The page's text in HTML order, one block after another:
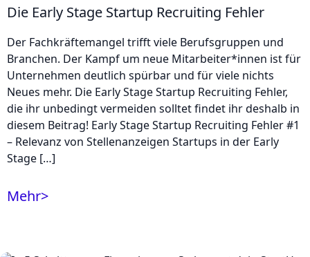
Die Early Stage Startup Recruiting Fehler
Der Fachkräftemangel trifft viele Berufsgruppen und
Branchen. Der Kampf um neue Mitarbeiter*innen ist für
Unternehmen deutlich spürbar und für viele nichts
Neues mehr. Die Early Stage Startup Recruiting Fehler,
die ihr unbedingt vermeiden solltet findet ihr deshalb in
diesem Beitrag! Early Stage Startup Recruiting Fehler #1
– Relevanz von Stellenanzeigen Startups in der Early
Stage […]
Mehr>